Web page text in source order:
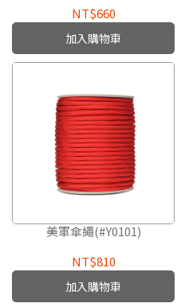
NT$660
加入購物車
美軍傘繩(#Y0101)
NT$810
加入購物車